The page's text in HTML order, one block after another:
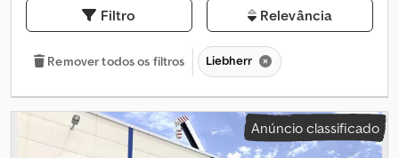
Filtro Relevância
Remover todos os filtros Liebherr
Anúncio classificado